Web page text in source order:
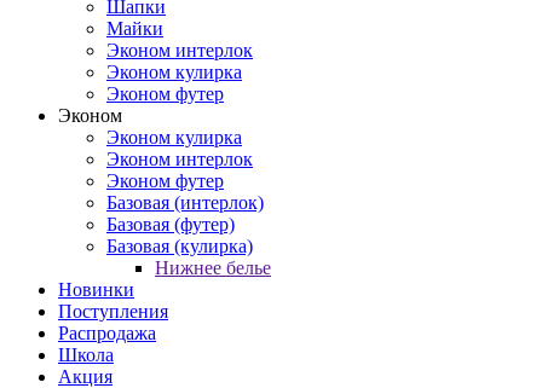
Шапки
Майки
Эконом интерлок
Эконом кулирка
Эконом футер
Эконом
Эконом кулирка
Эконом интерлок
Эконом футер
Базовая (интерлок)
Базовая (футер)
Базовая (кулирка)
Нижнее белье
Новинки
Поступления
Распродажа
Школа
Акция